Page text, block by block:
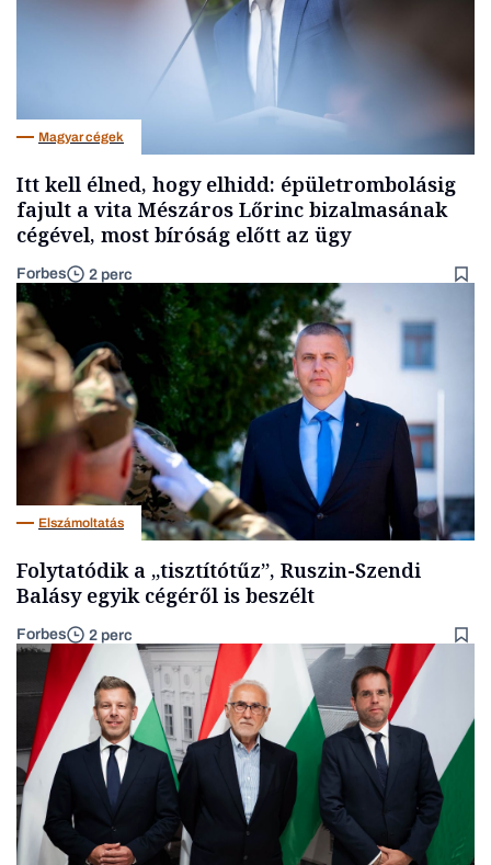
Magyar cégek
Itt kell élned, hogy elhidd: épületrombolásig
fajult a vita Mészáros Lőrinc bizalmasának
cégével, most bíróság előtt az ügy
Forbes 2 perc
Elszámoltatás
Folytatódik a „tisztítótűz”, Ruszin-Szendi
Balásy egyik cégéről is beszélt
Forbes 2 perc